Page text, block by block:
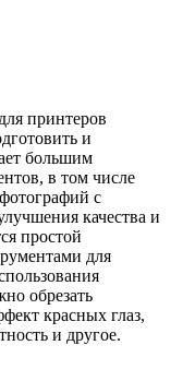
принтеров
и
большим
в том числе
с
качества и
простой
для
обрезать
красных глаз,
и другое.